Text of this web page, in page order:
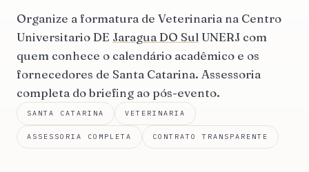
Organize a formatura de Veterinaria na Centro
Universitario DE Jaragua DO Sul UNERJ com
quem conhece o calendário acadêmico e os
fornecedores de Santa Catarina. Assessoria
completa do briefing ao pós-evento.
SANTA CATARINA VETERINARIA
ASSESSORIA COMPLETA CONTRATO TRANSPARENTE